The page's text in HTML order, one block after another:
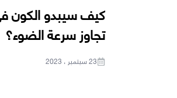
كيف سيبدو الكون
تجاوز سرعة الضوء؟
23 سبتمبر ، 2023